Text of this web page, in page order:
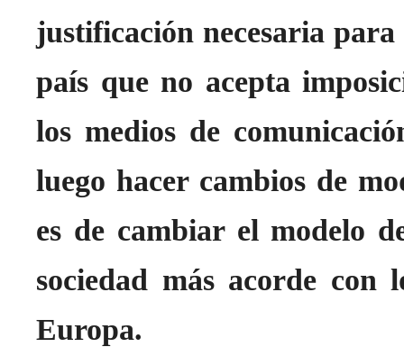
justificación necesaria
país que no acepta
los medios de
luego hacer cambios de
es de cambiar el modelo
sociedad más acorde con
Europa.